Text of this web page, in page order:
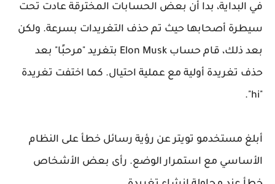
في البداية، بدا أن بعض الحسابات المخترقة عادت تحت
سيطرة أصحابها حيث تم حذف التغريدات بسرعة. ولكن
بعد ذلك، قام حساب Elon Musk بتغريد "مرحبًا" بعد
حذف تغريدة أولية مع عملية احتيال. كما اختفت تغريدة
"hi".
أبلغ مستخدمو تويتر عن رؤية رسائل خطأ على النظام
الأساسي مع استمرار الوضع. رأى بعض الأشخاص